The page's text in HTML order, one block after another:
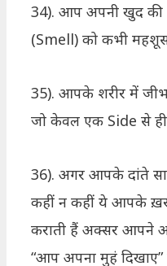
34). आप अपनी खुद की
(Smell) को कभी
35). आपके शरीर में जीभ
जो केवल एक Side से
36). अगर आपके दांते
कहीं न कहीं ये आपके
कराती हैं अक्सर आपने
“आप अपना मुहं दिखाए”